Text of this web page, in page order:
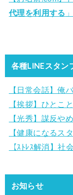
代理を利用する
各種LINEスタン
【日常会話】俺
【挨拶】ひとこ
【光秀】謀反や
【健康になるス
【ｽﾄﾚｽ解消】社
お知らせ